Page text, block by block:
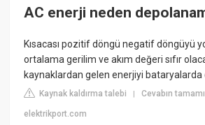
AC enerji neden
Kısacası pozitif döngü negatif döngüyü
ortalama gerilim ve akım değeri sıfır
kaynaklardan gelen enerjiyi bataryalarda
Kaynak kaldırma talebi |Cevabın
elektrikport.com